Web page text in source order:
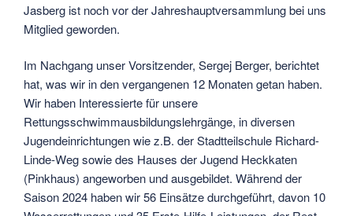
Jasberg ist noch vor der Jahreshauptversammlung bei uns
Mitglied geworden.
Im Nachgang unser Vorsitzender, Sergej Berger, berichtet
hat, was wir in den vergangenen 12 Monaten getan haben.
Wir haben Interessierte für unsere
Rettungsschwimmausbildungslehrgänge, in diversen
Jugendeinrichtungen wie z.B. der Stadtteilschule Richard-
Linde-Weg sowie des Hauses der Jugend Heckkaten
(Pinkhaus) angeworben und ausgebildet. Während der
Saison 2024 haben wir 56 Einsätze durchgeführt, davon 10